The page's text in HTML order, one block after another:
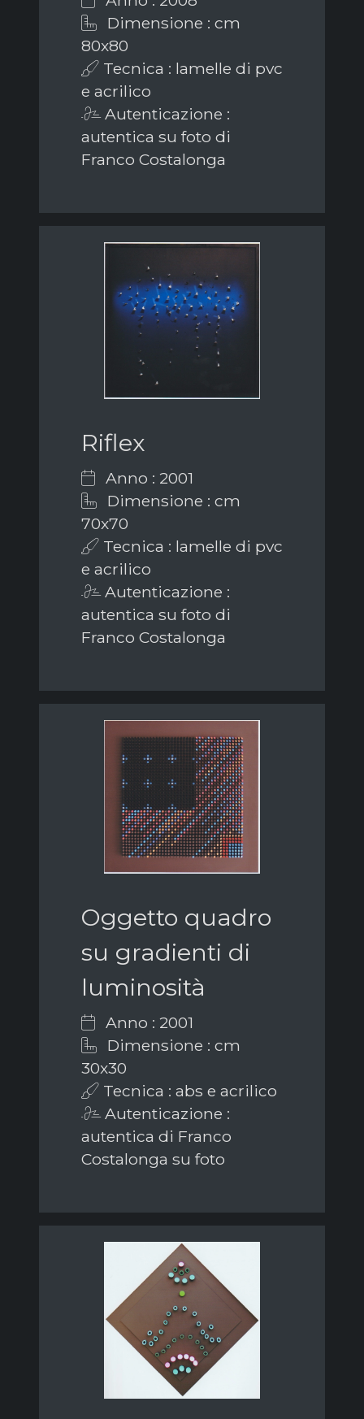
Dimensione : cm
80x80
Tecnica : lamelle di pvc
e acrilico
Autenticazione :
autentica su foto di
Franco Costalonga
Riflex
Anno : 2001
Dimensione : cm
70x70
Tecnica : lamelle di pvc
e acrilico
Autenticazione :
autentica su foto di
Franco Costalonga
Oggetto quadro
su gradienti di
luminosità
Anno : 2001
Dimensione : cm
30x30
Tecnica : abs e acrilico
Autenticazione :
autentica di Franco
Costalonga su foto